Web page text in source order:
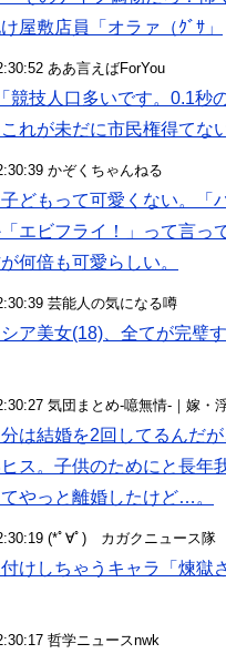
屋敷店員「オラァ（ｸﾞｻ」
ああ言えばForYou
競技人口多いです。0.1秒
れが未だに市民権得てな
かぞくちゃんねる
どもって可愛くない。「
エビフライ！」って言っ
何倍も可愛らしい。
芸能人の気になる噂
シア美女(18)、全てが完璧
気団まとめ-噫無情-｜嫁・
分は結婚を2回してるんだ
ス。子供のためにと長年
やっと離婚したけど…。
(*ﾟ∀ﾟ)ゞカガクニュース隊
けしちゃうキャラ「煉獄
哲学ニュースnwk